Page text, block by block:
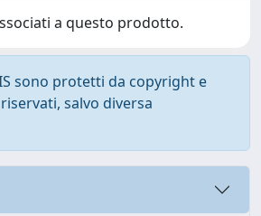
a questo prodotto.
sono protetti da copyright e
salvo diversa